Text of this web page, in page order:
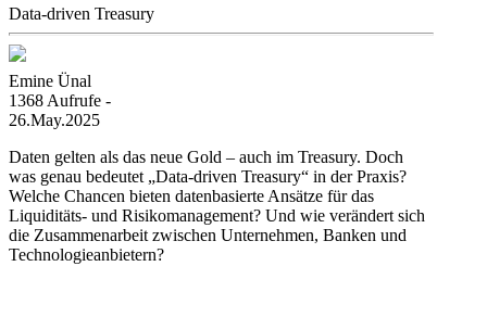
Data-driven Treasury
Emine Ünal
1368 Aufrufe -
26.May.2025
Daten gelten als das neue Gold – auch im Treasury. Doch
was genau bedeutet „Data-driven Treasury“ in der Praxis?
Welche Chancen bieten datenbasierte Ansätze für das
Liquiditäts- und Risikomanagement? Und wie verändert sich
die Zusammenarbeit zwischen Unternehmen, Banken und
Technologieanbietern?